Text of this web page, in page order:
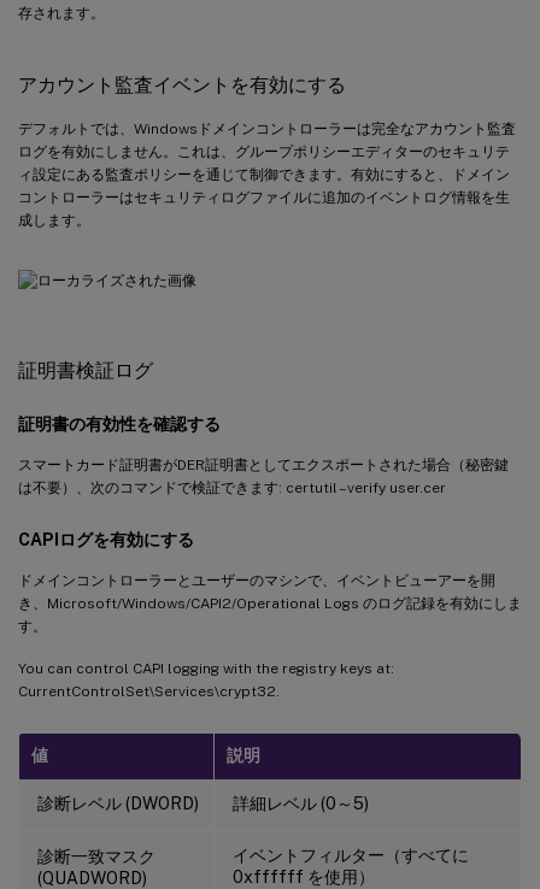
存されます。
アカウント監査イベントを有効にする
デフォルトでは、Windowsドメインコントローラーは完全なアカウント監査
ログを有効にしません。これは、グループポリシーエディターのセキュリテ
ィ設定にある監査ポリシーを通じて制御できます。有効にすると、ドメイン
コントローラーはセキュリティログファイルに追加のイベントログ情報を生
成します。
証明書検証ログ
証明書の有効性を確認する
スマートカード証明書がDER証明書としてエクスポートされた場合（秘密鍵
は不要）、次のコマンドで検証できます: certutil –verify user.cer
CAPIログを有効にする
ドメインコントローラーとユーザーのマシンで、イベントビューアーを開
き、Microsoft/Windows/CAPI2/Operational Logs のログ記録を有効にしま
す。
You can control CAPI logging with the registry keys at:
CurrentControlSet\Services\crypt32.
値 説明
診断レベル (DWORD) 詳細レベル (0～5)
診断一致マスク
(QUADWORD)
イベントフィルター（すべてに
0xffffff を使用）